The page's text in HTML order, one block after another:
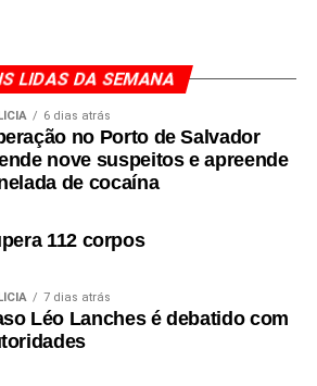
LIDAS DA SEMANA
6 dias atrás
no Porto de Salvador
nove suspeitos e apreende
de cocaína
112 corpos
7 dias atrás
Léo Lanches é debatido com